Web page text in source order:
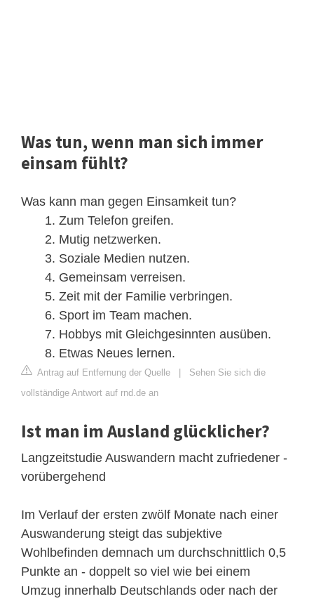
Was tun, wenn man sich immer
einsam fühlt?
Was kann man gegen Einsamkeit tun?
Zum Telefon greifen.
Mutig netzwerken.
Soziale Medien nutzen.
Gemeinsam verreisen.
Zeit mit der Familie verbringen.
Sport im Team machen.
Hobbys mit Gleichgesinnten ausüben.
Etwas Neues lernen.
Antrag auf Entfernung der Quelle | Sehen Sie sich die
vollständige Antwort auf rnd.de an
Ist man im Ausland glücklicher?
Langzeitstudie Auswandern macht zufriedener -
vorübergehend
Im Verlauf der ersten zwölf Monate nach einer
Auswanderung steigt das subjektive
Wohlbefinden demnach um durchschnittlich 0,5
Punkte an - doppelt so viel wie bei einem
Umzug innerhalb Deutschlands oder nach der